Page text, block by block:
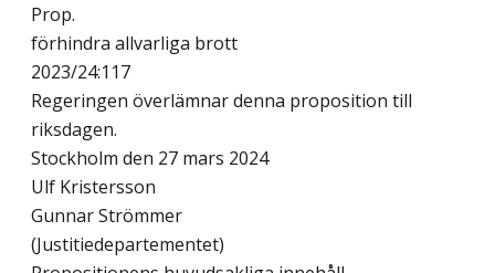
Prop.
förhindra allvarliga brott
2023/24:117
Regeringen överlämnar denna proposition till
riksdagen.
Stockholm den 27 mars 2024
Ulf Kristersson
Gunnar Strömmer
(Justitiedepartementet)